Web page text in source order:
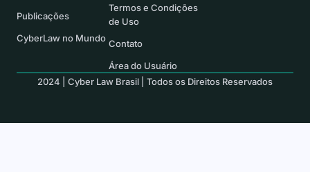
Termos e Condições
de Uso
Contato
Área do Usuário
Publicações
CyberLaw no Mundo
2024 | Cyber Law Brasil | Todos os Direitos Reservados